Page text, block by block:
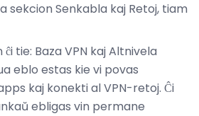
sekcion Senkabla kaj Retoj, tiam
tie: Baza VPN kaj Altnivela
eblo estas kie vi povas
kaj konekti al VPN-retoj. Ĉi
ebligas vin permane